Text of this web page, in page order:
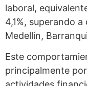
laboral,
4,1%, superando
Medellín,
Este
principalmente